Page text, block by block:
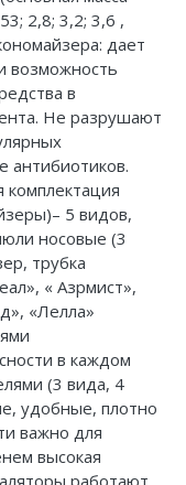
2,8; 3,2; 3,6 ,
дает
возможность
в
Не разрушают
антибиотиков.
5 видов,
носовые (3
трубка
« Азрмист»,
«Лелла»
в каждом
(3 вида, 4
удобные, плотно
важно для
высокая